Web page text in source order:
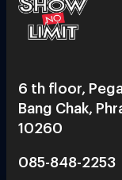
6 th floor,
Bang Chak,
10260
085-848-2253